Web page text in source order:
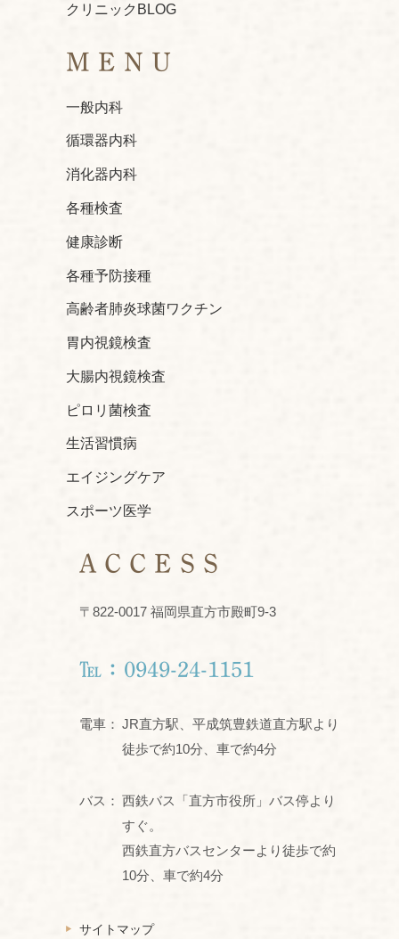
クリニックBLOG
MENU
一般内科
循環器内科
消化器内科
各種検査
健康診断
各種予防接種
高齢者肺炎球菌ワクチン
胃内視鏡検査
大腸内視鏡検査
ピロリ菌検査
生活習慣病
エイジングケア
スポーツ医学
ACCESS
〒822-0017 福岡県直方市殿町9-3
℡：0949-24-1151
電車： JR直方駅、平成筑豊鉄道直方駅より
徒歩で約10分、車で約4分
バス： 西鉄バス「直方市役所」バス停より
すぐ。
西鉄直方バスセンターより徒歩で約
10分、車で約4分
サイトマップ